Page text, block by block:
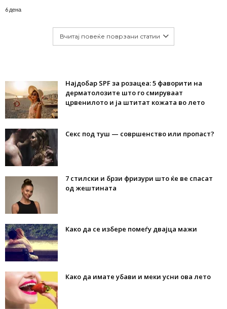
6 дена
Вчитај повеќе поврзани статии
Најдобар SPF за розацеа: 5 фаворити на
дерматолозите што го смируваат
црвенилото и ја штитат кожата во лето
Секс под туш — совршенство или пропаст?
7 стилски и брзи фризури што ќе ве спасат
од жештината
Како да се избере помеѓу двајца мажи
Како да имате убави и меки усни ова лето